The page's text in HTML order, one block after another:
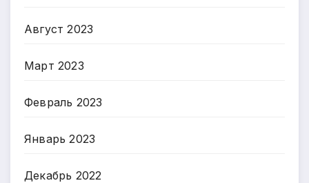
Август 2023
Март 2023
Февраль 2023
Январь 2023
Декабрь 2022